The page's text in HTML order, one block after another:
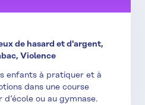
de hasard et d'argent,
Violence
enfants à pratiquer et à
dans une course
ou au gymnase.